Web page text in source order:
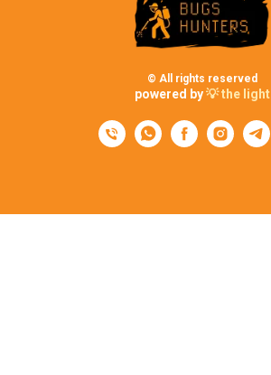
© All rights reserved
powered by💡 the light